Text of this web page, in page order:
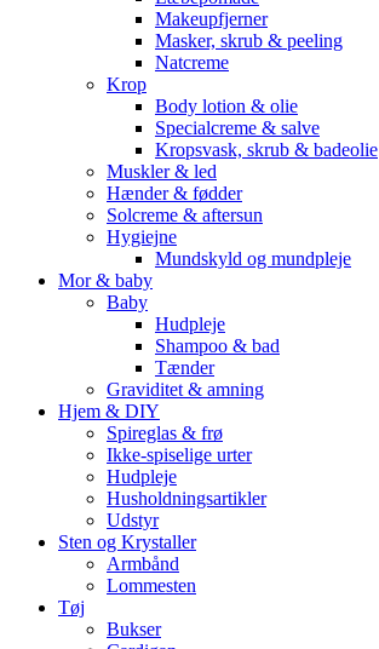
Makeupfjerner
Masker, skrub & peeling
Natcreme
Krop
Body lotion & olie
Specialcreme & salve
Kropsvask, skrub & badeolie
Muskler & led
Hænder & fødder
Solcreme & aftersun
Hygiejne
Mundskyld og mundpleje
Mor & baby
Baby
Hudpleje
Shampoo & bad
Tænder
Graviditet & amning
Hjem & DIY
Spireglas & frø
Ikke-spiselige urter
Hudpleje
Husholdningsartikler
Udstyr
Sten og Krystaller
Armbånd
Lommesten
Tøj
Bukser